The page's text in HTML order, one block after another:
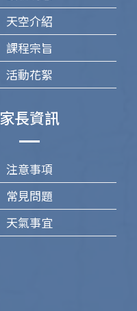
天空介紹
課程宗旨
活動花絮
家長資訊
注意事項
常見問題
天氣事宜